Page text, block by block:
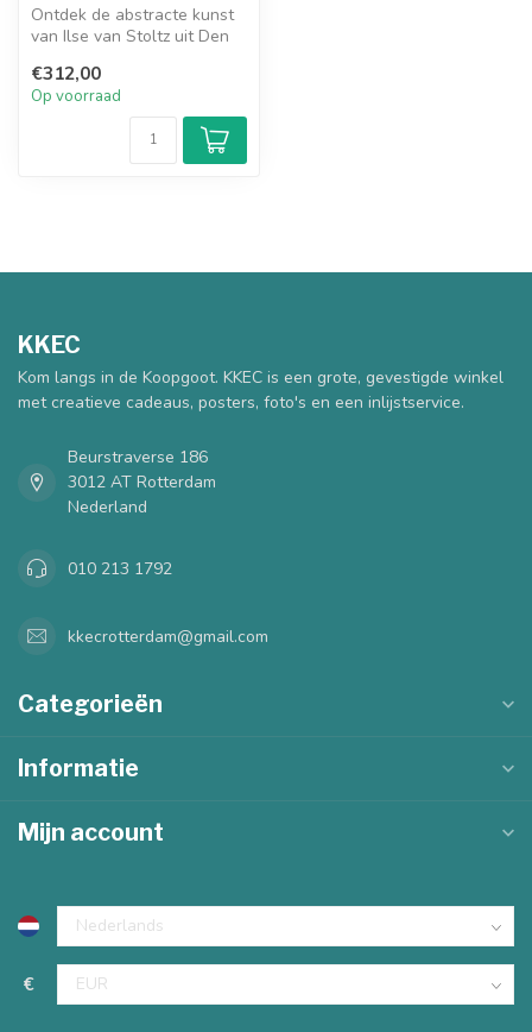
Ontdek de abstracte kunst
van Ilse van Stoltz uit Den
combiner...
€312,00
Op voorraad
KKEC
Kom langs in de Koopgoot. KKEC is een grote, gevestigde winkel
met creatieve cadeaus, posters, foto's en een inlijstservice.
Beurstraverse 186
3012 AT Rotterdam
Nederland
010 213 1792
kkecrotterdam@gmail.com
Categorieën
Informatie
Mijn account
€